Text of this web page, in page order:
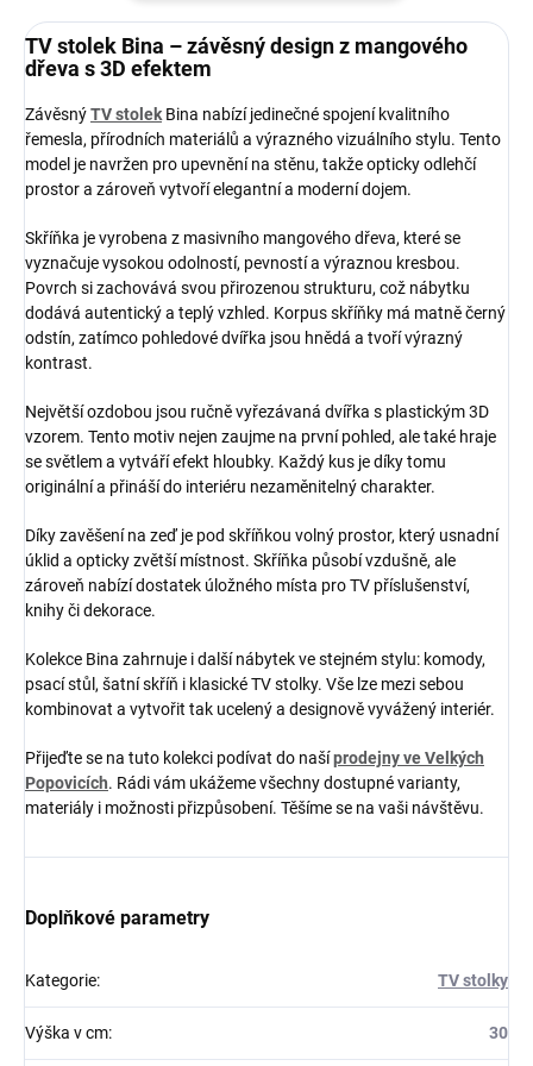
TV stolek Bina – závěsný design z mangového
dřeva s 3D efektem
ZávěsnýTV stolek Bina nabízí jedinečné spojení kvalitního
řemesla, přírodních materiálů a výrazného vizuálního stylu. Tento
model je navržen pro upevnění na stěnu, takže opticky odlehčí
prostor a zároveň vytvoří elegantní a moderní dojem.
Skříňka je vyrobena z masivního mangového dřeva, které se
vyznačuje vysokou odolností, pevností a výraznou kresbou.
Povrch si zachovává svou přirozenou strukturu, což nábytku
dodává autentický a teplý vzhled. Korpus skříňky má matně černý
odstín, zatímco pohledové dvířka jsou hnědá a tvoří výrazný
kontrast.
Největší ozdobou jsou ručně vyřezávaná dvířka s plastickým 3D
vzorem. Tento motiv nejen zaujme na první pohled, ale také hraje
se světlem a vytváří efekt hloubky. Každý kus je díky tomu
originální a přináší do interiéru nezaměnitelný charakter.
Díky zavěšení na zeď je pod skříňkou volný prostor, který usnadní
úklid a opticky zvětší místnost. Skříňka působí vzdušně, ale
zároveň nabízí dostatek úložného místa pro TV příslušenství,
knihy či dekorace.
Kolekce Bina zahrnuje i další nábytek ve stejném stylu: komody,
psací stůl, šatní skříň i klasické TV stolky. Vše lze mezi sebou
kombinovat a vytvořit tak ucelený a designově vyvážený interiér.
Přijeďte se na tuto kolekci podívat do našíprodejny ve Velkých
Popovicích. Rádi vám ukážeme všechny dostupné varianty,
materiály i možnosti přizpůsobení. Těšíme se na vaši návštěvu.
Doplňkové parametry
Kategorie: TV stolky
Výška v cm: 30